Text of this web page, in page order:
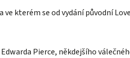
kterém se od vydání původní
Pierce, někdejšího